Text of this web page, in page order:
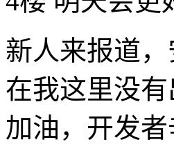
新人来报道
在我这里没
加油，开发者